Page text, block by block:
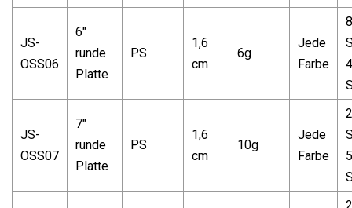
JS-
OSS06
6"
runde
Platte
PS
1,6
cm
6g
Jede
Farbe
8
JS-
OSS07
7"
runde
Platte
PS
1,6
cm
10g
Jede
Farbe